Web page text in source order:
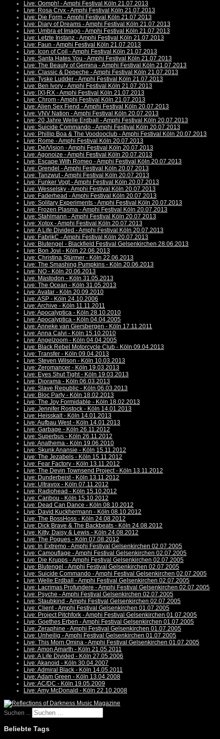
Live: Oomph! - Amphi Festival Köln 21.07.2013
Live: Rosa Crvx - Amphi Festival Köln 21.07.2013
Live: Die Form - Amphi Festival Köln 21.07.2013
Live: Diary of Dreams - Amphi Festival Köln 21.07.2013
Live: Umbra et Imago - Amphi Festival Köln 21.07.2013
Live: Letzte Instanz - Amphi Festival Köln 21.07.2013
Live: Faun - Amphi Festival Köln 21.07.2013
Live: Icon of Coil - Amphi Festival Köln 21.07.2013
Live: Santa Hates You - Amphi Festival Köln 21.07.2013
Live: The Beauty of Gemina - Amphi Festival Köln 21.07.2013
Live: Classic & Depeche - Amphi Festival Köln 21.07.2013
Live: Tyske Ludder - Amphi Festival Köln 21.07.2013
Live: Ben Ivory - Amphi Festival Köln 21.07.2013
Live: [X]-RX - Amphi Festival Köln 21.07.2013
Live: Chrom - Amphi Festival Köln 21.07.2013
Live: Alien Sex Fiend - Amphi Festival Köln 20.07.2013
Live: VNV Nation - Amphi Festival Köln 20.07.2013
Live: 20 Jahre Welle:Erdball - Amphi Festival Köln 20.07.2013
Live: Suicide Commando - Amphi Festival Köln 20.07.2013
Live: Phillip Boa & The Voodooclub - Amphi Festival Köln 20.07.2013
Live: Rome - Amphi Festival Köln 20.07.2013
Live: De/Vision - Amphi Festival Köln 20.07.2013
Live: Agonoize - Amphi Festival Köln 20.07.2013
Live: Escape With Romeo - Amphi Festival Köln 20.07.2013
Live: Grendel - Amphi Festival Köln 20.07.2013
Live: Tanzwut - Amphi Festival Köln 20.07.2013
Live: Funker Vogt - Amphi Festival Köln 20.07.2013
Live: Wesselsky - Amphi Festival Köln 20.07.2013
Live: Faderhead - Amphi Festival Köln 20.07.2013
Live: Solitary Experiments - Amphi Festival Köln 20.07.2013
Live: Frozen Plasma - Amphi Festival Köln 20.07.2013
Live: Stahlmann - Amphi Festival Köln 20.07.2013
Live: Xotox - Amphi Festival Köln 20.07.2013
Live: A Life Divided - Amphi Festival Köln 20.07.2013
Live: FabrikC - Amphi Festival Köln 20.07.2013
Live: Blutengel - Blackfield Festival Gelsenkirchen 28.06.2013
Live: Bon Jovi - Köln 22.06.2013
Live: Christina Stürmer - Köln 22.06.2013
Live: The Smashing Pumpkins - Köln 20.06.2013
Live: NO - Köln 20.06.2013
Live: Mastodon - Köln 31.05.2013
Live: The Ocean - Köln 31.05.2013
Live: Avatar - Köln 20.09.2010
Live: ASP - Köln 24.10.2006
Live: Archive - Köln 11.11.2011
Live: Apocalyptica - Köln 28.10.2010
Live: Apocalyptica - Köln 04.04.2005
Live: Anneke van Giersbergen - Köln 17.11.2011
Live: Anna Calvi - Köln 15.10.2010
Live: Angelzoom - Köln 04.04.2005
Live: Black Rebel Motorcycle Club - Köln 09.04.2013
Live: Transfer - Köln 09.04.2013
Live: Steven Wilson - Köln 10.03.2013
Live: Zeromancer - Köln 19.03.2013
Live: Eyes Shut Tight - Köln 19.03.2013
Live: Diorama - Köln 06.03.2013
Live: Slave Republic - Köln 06.03.2013
Live: Bloc Party - Köln 18.02.2013
Live: The Joy Formidable - Köln 18.02.2013
Live: Jennifer Rostock - Köln 14.01.2013
Live: Heisskalt - Köln 14.01.2013
Live: Aufbau West - Köln 14.01.2013
Live: Garbage - Köln 26.11.2012
Live: Superbus - Köln 26.11.2012
Live: Anathema - Köln 19.06.2010
Live: Skunk Anansie - Köln 15.11.2012
Live: The Jezabels - Köln 15.11.2012
Live: Fear Factory - Köln 13.11.2012
Live: The Devin Townsend Project - Köln 13.11.2012
Live: Dunderbeist - Köln 13.11.2012
Live: Ultravox - Köln 07.11.2012
Live: Radiohead - Köln 15.10.2012
Live: Caribou - Köln 15.10.2012
Live: Dead Can Dance - Köln 08.10.2012
Live: David Kuckhermann - Köln 08.10.2012
Live: The BossHoss - Köln 24.08.2012
Live: Dick Brave & The Backbeats - Köln 24.08.2012
Live: Kitty, Daisy & Lewis - Köln 24.08.2012
Live: The Pogues - Köln 07.08.2012
Live: In Extremo - Amphi Festival Gelsenkirchen 02.07.2005
Live: Camouflage - Amphi Festival Gelsenkirchen 02.07.2005
Live: Die Krupps - Amphi Festival Gelsenkirchen 02.07.2005
Live: Blutengel - Amphi Festival Gelsenkirchen 02.07.2005
Live: Suicide Commando - Amphi Festival Gelsenkirchen 02.07.2005
Live: Welle:Erdball - Amphi Festival Gelsenkirchen 02.07.2005
Live: Lacrimas Profundere - Amphi Festival Gelsenkirchen 02.07.2005
Live: Psyche - Amphi Festival Gelsenkirchen 02.07.2005
Live: Staubkind - Amphi Festival Gelsenkirchen 02.07.2005
Live: Client - Amphi Festival Gelsenkirchen 01.07.2005
Live: Project Pitchfork - Amphi Festival Gelsenkirchen 01.07.2005
Live: Goethes Erben - Amphi Festival Gelsenkirchen 01.07.2005
Live: Zeraphine - Amphi Festival Gelsenkirchen 01.07.2005
Live: Unheilig - Amphi Festival Gelsenkirchen 01.07.2005
Live: This Morn Omina - Amphi Festival Gelsenkirchen 01.07.2005
Live: Amon Amarth - Köln 21.05.2011
Live: A Life Divided - Köln 27.05.2006
Live: Akanoid - Köln 30.04.2007
Live: Admiral Black - Köln 14.05.2011
Live: Adam Green - Köln 13.04.2008
Live: AC/DC - Köln 19.05.2009
Live: Amy McDonald - Köln 22.10.2008
Suchen ...
Beliebte Tags